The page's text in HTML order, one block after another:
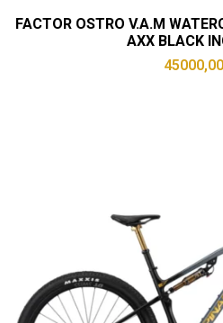
FACTOR OSTRO V.A.M
AXX BLACK
45000,00